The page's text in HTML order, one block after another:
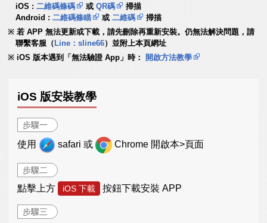
iOS :二維碼條碼 或QR碼
掃描
Android :二維碼條瞄 或二維碼
掃描
若 APP 無法更新或下載，請先刪除再重新安裝。仍無法解決問題，請
聯繫客服（ Line：sline66）並附上本頁網址
iOS 版本遇到「無法驗證 App」時：
開啟方法教學
iOS 版安裝教學
步驟一
使用 safari 或 Chrome 開啟本>頁面
步驟二
點擊上方 iOS 下載 按鈕下載安裝 APP
步驟三